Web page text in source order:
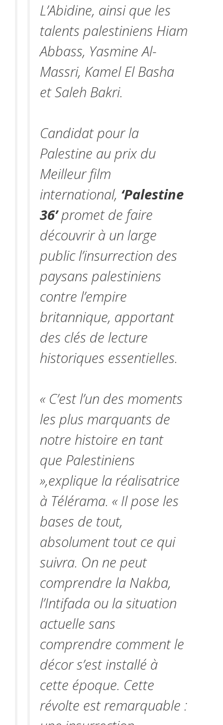
L’Abidine, ainsi que les
talents palestiniens Hiam
Abbass, Yasmine Al-
Massri, Kamel El Basha
et Saleh Bakri.
Candidat pour la
Palestine au prix du
Meilleur film
international, ‘Palestine
36’promet de faire
découvrir à un large
public l’insurrection des
paysans palestiniens
contre l’empire
britannique, apportant
des clés de lecture
historiques essentielles.
« C’est l’un des moments
les plus marquants de
notre histoire en tant
que Palestiniens
»,explique la réalisatrice
à Télérama. « Il pose les
bases de tout,
absolument tout ce qui
suivra. On ne peut
comprendre la Nakba,
l’Intifada ou la situation
actuelle sans
comprendre comment le
décor s’est installé à
cette époque. Cette
révolte est remarquable :